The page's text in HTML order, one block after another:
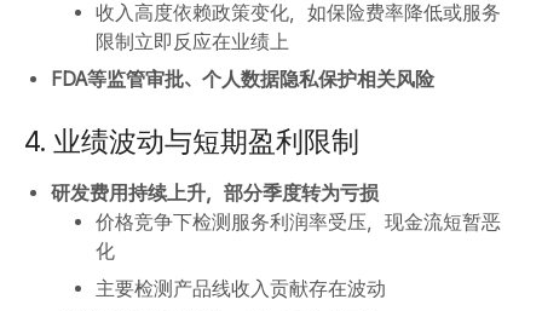
收入高度依赖政策变化，如保险费率降低或服务
限制立即反应在业绩上
FDA等监管审批、个人数据隐私保护相关风险
4. 业绩波动与短期盈利限制
研发费用持续上升，部分季度转为亏损
价格竞争下检测服务利润率受压，现金流短暂恶
化
主要检测产品线收入贡献存在波动